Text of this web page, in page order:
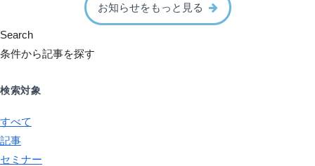
お知らせをもっと見る
Search
条件から記事を探す
検索対象
すべて
記事
セミナー